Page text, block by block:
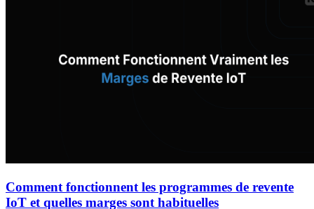
Comment fonctionnent les programmes de revente
IoT et quelles marges sont habituelles